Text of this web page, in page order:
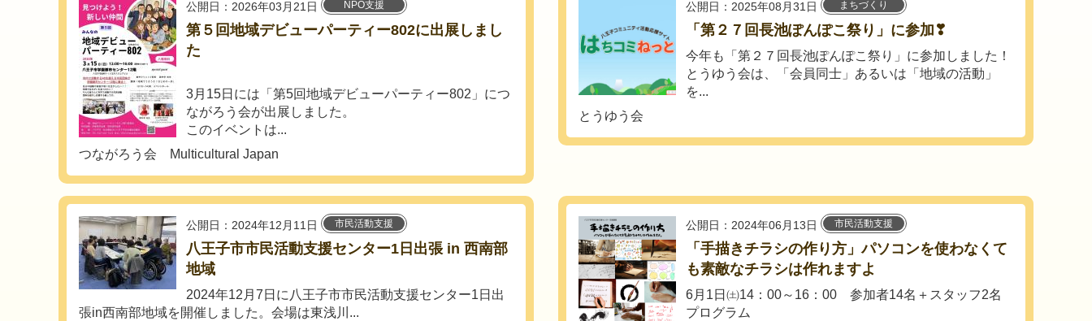
公開日：2026年03月21日 NPO支援
第５回地域デビューパーティー802に出展しまし
た
3月15日には「第5回地域デビューパーティー802」につ
ながろう会が出展しました。
このイベントは...
つながろう会 Multicultural Japan
公開日：2025年08月31日 まちづくり
「第２７回長池ぽんぽこ祭り」に参加❣
今年も「第２７回長池ぽんぽこ祭り」に参加しました！
とうゆう会は、「会員同士」あるいは「地域の活動」
を...
とうゆう会
公開日：2024年12月11日 市民活動支援
八王子市市民活動支援センター1日出張 in 西南部
地域
2024年12月7日に八王子市市民活動支援センター1日出
張in西南部地域を開催しました。会場は東浅川...
公開日：2024年06月13日 市民活動支援
「手描きチラシの作り方」パソコンを使わなくて
も素敵なチラシは作れますよ
6月1日㈯14：00～16：00 参加者14名＋スタッフ2名
プログラム